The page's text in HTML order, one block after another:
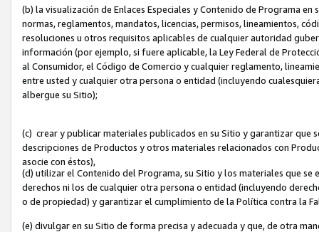
(b) la visualización de Enlaces Especiales y Contenido de Programa
normas, reglamentos, mandatos, licencias, permisos, lineamientos,
resoluciones u otros requisitos aplicables de cualquier autoridad
información (por ejemplo, si fuere aplicable, la Ley Federal de
al Consumidor, el Código de Comercio y cualquier reglamento,
entre usted y cualquier otra persona o entidad (incluyendo
albergue su Sitio);
(c) crear y publicar materiales publicados en su Sitio y garantizar que
descripciones de Productos y otros materiales relacionados con
asocie con éstos),
(d) utilizar el Contenido del Programa, su Sitio y los materiales que se
derechos ni los de cualquier otra persona o entidad (incluyendo
o de propiedad) y garantizar el cumplimiento de la Política contra la
(e) divulgar en su Sitio de forma precisa y adecuada y que, de otra